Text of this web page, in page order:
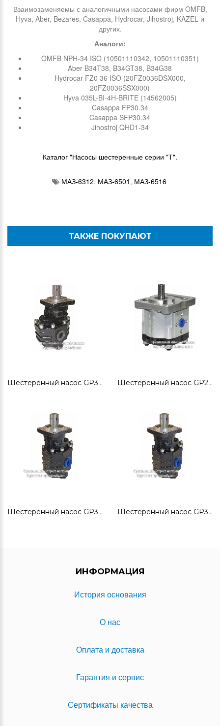
Взаимозаменяемы с аналогичными насосами фирм OMFB,
Hyva, Aber, Bezares, Casappa, Hydrocar, Jihostroj, KAZEL и
других.
Аналоги:
OMFB NPH-34 ISO (10501110342, 10501110351)
Aber B34T38, B34GT38, B34G38
Hydrocar FZ0 36 ISO (20FZ0036DSX000,
20FZ0036SSX000)
Hyva 035L-BI-4H-BRITE (14562005)
Casappa FP30.34
Casappa SFP30.34
Jihostroj QHD1-34
Каталог "Насосы шестеренные серии "Т".
МАЗ-6312, МАЗ-6501 , МАЗ-6516
ТАКЖЕ ПОКУПАЮТ
Шестеренный насос GP3T43B-Z1C5G-V Шестеренный насос GP2K10R-A101A
Шестеренный насос GP3T61B-Z1C5G-V Шестеренный насос GP3T100 B-Z1C5G-V
ИНФОРМАЦИЯ
История основания
О нас
Оплата и доставка
Гарантия и сервис
Сертификаты качества